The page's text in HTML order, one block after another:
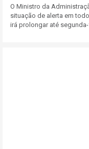
O Ministro da
situação de alerta em
irá prolongar até segunda-